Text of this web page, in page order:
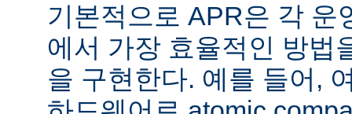
기본적으로 APR은 각 운
에서 가장 효율적인 방법
을 구현한다. 예를 들어,